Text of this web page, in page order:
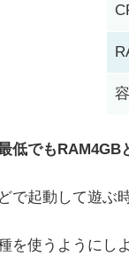
低でもRAM4GB
で起動して遊ぶ
を使うようにし